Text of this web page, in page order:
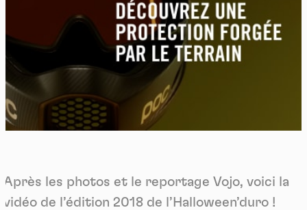
Après les photos et le reportage Vojo, voici la
vidéo de l’édition 2018 de l’Halloween’duro !